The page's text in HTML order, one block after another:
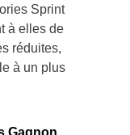
Sprint
à elles de
réduites,
à un plus
Gagnon